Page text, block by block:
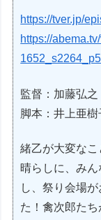
https://tver.jp/
https://
監督：加藤弘之
脚本：井上亜樹
緒乙が大変な
晴らしに、み
し、祭り会場
た！禽次郎た